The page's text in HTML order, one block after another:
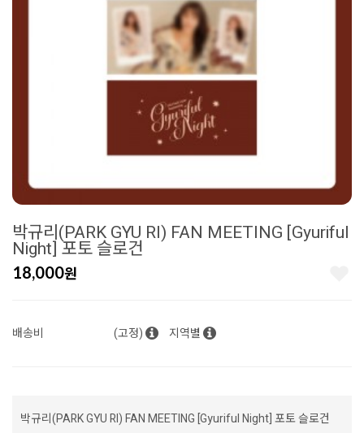
박규리(PARK GYU RI) FAN MEETING [Gyuriful
Night] 포토 슬로건
18,000원
배송비 (고정) 지역별
박규리(PARK GYU RI) FAN MEETING [Gyuriful Night] 포토 슬로건